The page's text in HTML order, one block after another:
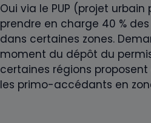
Oui via le PUP (projet
prendre en charge 40 %
dans certaines zones.
moment du dépôt du
certaines régions
les primo-accédants en